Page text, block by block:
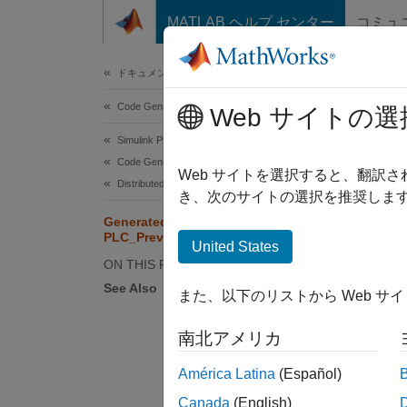
コンテンツへスキップ
MATLAB ヘルプ センター コミュ
ドキュメンテーションのホーム
Code Generation
Simulink PLC Coder
Code Generation
Distributed Model Code Generation
Generated Code Structure for
PLC_PreventExternalVarInitialization
ON THIS PAGE
See Also
The
Web サイトの選
Web サイトを選択すると、翻訳
き、次のサイトの選択を推奨しま
United States
また、以下のリストから Web サ
南北アメリカ
América Latina (Español)
Canada (English)